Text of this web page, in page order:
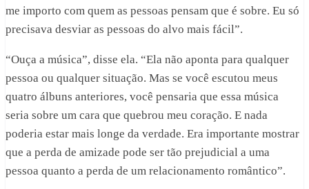
me importo com quem as pessoas pensam que é sobre. Eu só
precisava desviar as pessoas do alvo mais fácil”.
“Ouça a música”, disse ela. “Ela não aponta para qualquer
pessoa ou qualquer situação. Mas se você escutou meus
quatro álbuns anteriores, você pensaria que essa música
seria sobre um cara que quebrou meu coração. E nada
poderia estar mais longe da verdade. Era importante mostrar
que a perda de amizade pode ser tão prejudicial a uma
pessoa quanto a perda de um relacionamento romântico”.